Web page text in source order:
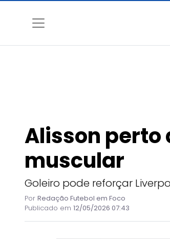
Alisson perto
muscular
Goleiro pode reforçar
Por Redação Futebol em Foco
Publicado em 12/05/2026 07:43